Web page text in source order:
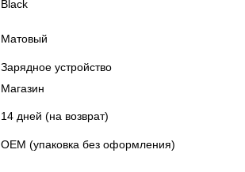
Black
Матовый
Зарядное устройство
Магазин
14 дней (на возврат)
OEM (упаковка без оформления)